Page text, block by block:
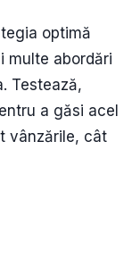
optimă
multe abordări
Testează,
a găsi acel
vânzările, cât